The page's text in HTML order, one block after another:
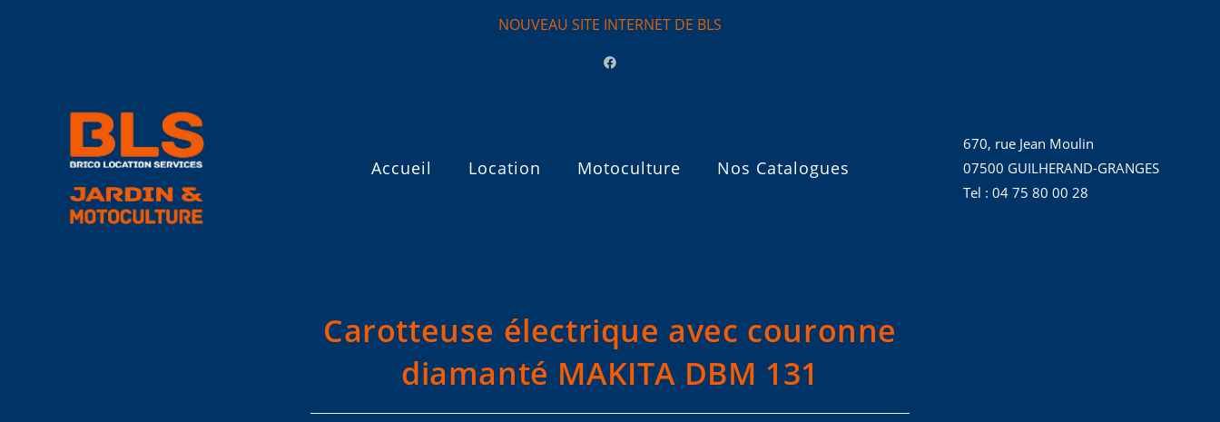
NOUVEAU SITE INTERNET DE BLS
670, rue Jean Moulin
07500 GUILHERAND-GRANGES
Tel : 04 75 80 00 28
Accueil Location Motoculture Nos Catalogues
Carotteuse électrique avec couronne
diamanté MAKITA DBM 131